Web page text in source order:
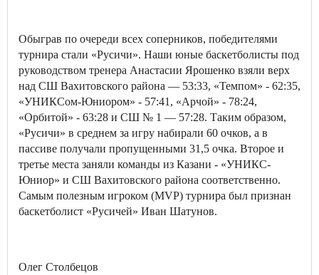
Обыграв по очереди всех соперников, победителями
турнира стали «Русичи». Наши юные баскетболисты под
руководством тренера Анастасии Ярошенко взяли верх
над СШ Вахитовского района — 53:33, «Темпом» - 62:35,
«УНИКСом-Юниором» - 57:41, «Арчой» - 78:24,
«Орбитой» - 63:28 и СШ № 1 — 57:28. Таким образом,
«Русичи» в среднем за игру набирали 60 очков, а в
пассиве получали пропущенными 31,5 очка. Второе и
третье места заняли команды из Казани - «УНИКС-
Юниор» и СШ Вахитовского района соответственно.
Самым полезным игроком (MVP) турнира был признан
баскетболист «Русичей» Иван Шатунов.
Олег Столбецов